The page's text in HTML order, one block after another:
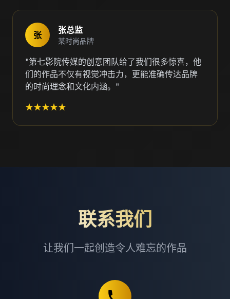
张 张总监
某时尚品牌
"第七影院传媒的创意团队给了我们很多惊喜，他
们的作品不仅有视觉冲击力，更能准确传达品牌
的时尚理念和文化内涵。"
★★★★★
联系我们
让我们一起创造令人难忘的作品